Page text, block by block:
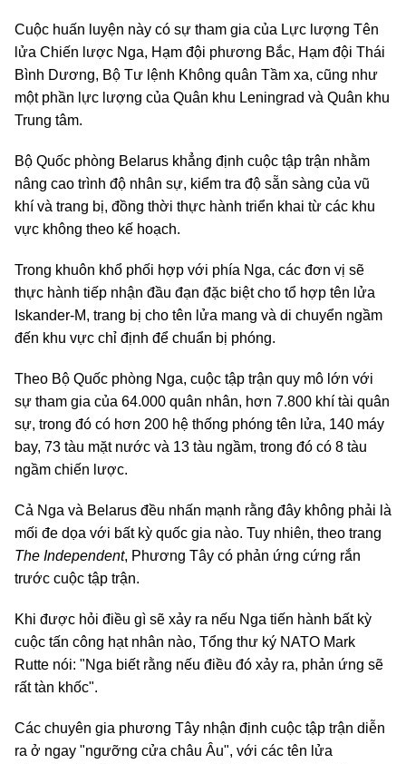
Cuộc huấn luyện này có sự tham gia của Lực lượng Tên
lửa Chiến lược Nga, Hạm đội phương Bắc, Hạm đội Thái
Bình Dương, Bộ Tư lệnh Không quân Tầm xa, cũng như
một phần lực lượng của Quân khu Leningrad và Quân khu
Trung tâm.
Bộ Quốc phòng Belarus khẳng định cuộc tập trận nhằm
nâng cao trình độ nhân sự, kiểm tra độ sẵn sàng của vũ
khí và trang bị, đồng thời thực hành triển khai từ các khu
vực không theo kế hoạch.
Trong khuôn khổ phối hợp với phía Nga, các đơn vị sẽ
thực hành tiếp nhận đầu đạn đặc biệt cho tổ hợp tên lửa
Iskander-M, trang bị cho tên lửa mang và di chuyển ngầm
đến khu vực chỉ định để chuẩn bị phóng.
Theo Bộ Quốc phòng Nga, cuộc tập trận quy mô lớn với
sự tham gia của 64.000 quân nhân, hơn 7.800 khí tài quân
sự, trong đó có hơn 200 hệ thống phóng tên lửa, 140 máy
bay, 73 tàu mặt nước và 13 tàu ngầm, trong đó có 8 tàu
ngầm chiến lược.
Cả Nga và Belarus đều nhấn mạnh rằng đây không phải là
mối đe dọa với bất kỳ quốc gia nào. Tuy nhiên, theo trang
The Independent, Phương Tây có phản ứng cứng rắn
trước cuộc tập trận.
Khi được hỏi điều gì sẽ xảy ra nếu Nga tiến hành bất kỳ
cuộc tấn công hạt nhân nào, Tổng thư ký NATO Mark
Rutte nói: "Nga biết rằng nếu điều đó xảy ra, phản ứng sẽ
rất tàn khốc".
Các chuyên gia phương Tây nhận định cuộc tập trận diễn
ra ở ngay "ngưỡng cửa châu Âu", với các tên lửa